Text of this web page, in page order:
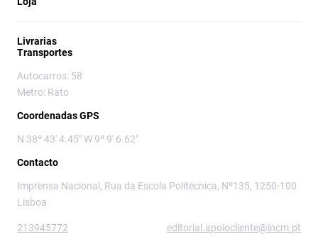
Livrarias
Transportes
Autocarros: 58
Metro: Rato
Coordenadas GPS
N 38º 43' 4.45" W 9º 9' 6.62"
Contacto
Imprensa Nacional, Rua da Escola Politécnica, Nº135, 1250-100
Lisboa
213945772 editorial.apoiocliente@incm.pt